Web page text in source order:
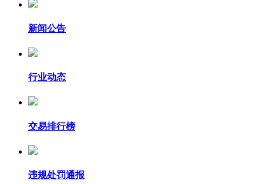
新闻公告
行业动态
交易排行榜
违规处罚通报